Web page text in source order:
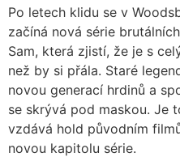
Po letech klidu se v
začíná nová série
Sam, která zjistí, že je s
než by si přála. Staré
novou generací hrdinů a
se skrývá pod maskou. Je
vzdává hold původním
novou kapitolu série.